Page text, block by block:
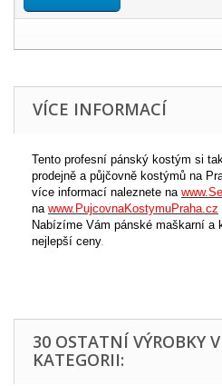
VÍCE INFORMACÍ
Tento profesní pánský kostým si
prodejně a půjčovně kostýmů na
více informací naleznete na
na www.PujcovnaKostymuPraha.cz
Nabízíme Vám pánské maškarní a
nejlepší ceny.
30 OSTATNÍ VÝROBKY
KATEGORII: